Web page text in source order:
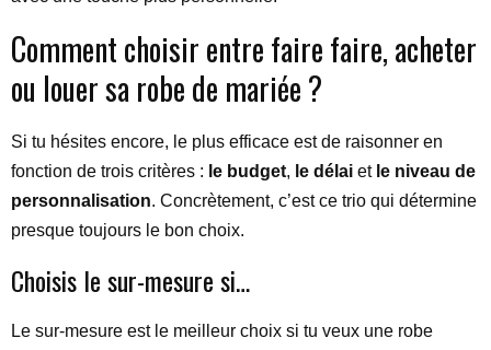
Comment choisir entre faire faire, acheter
ou louer sa robe de mariée ?
Si tu hésites encore, le plus efficace est de raisonner en
fonction de trois critères : le budget, le délai et le niveau de
personnalisation. Concrètement, c’est ce trio qui détermine
presque toujours le bon choix.
Choisis le sur-mesure si…
Le sur-mesure est le meilleur choix si tu veux une robe